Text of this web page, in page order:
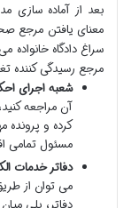
بعد از آماده سازی
معنای یافتن مرجع
سراغ دادگاه خانواده
مرجع رسیدگی کننده
شعبه اجرای
آن مراجعه
کرده و پرونده
مسئول تمامی
دفاتر خدمات
می توان از